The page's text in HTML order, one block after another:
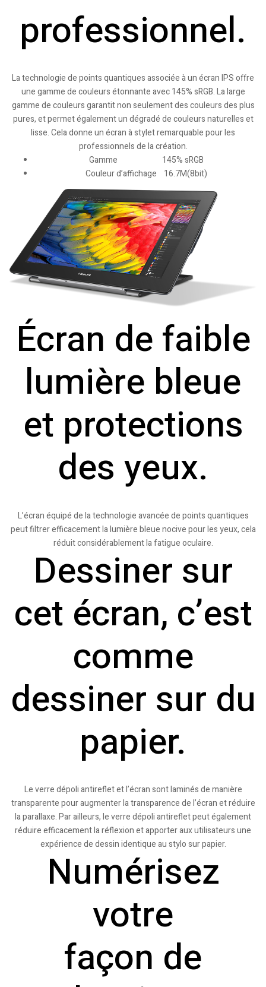
professionnel.
La technologie de points quantiques associée à un écran IPS offre
une gamme de couleurs étonnante avec 145% sRGB. La large
gamme de couleurs garantit non seulement des couleurs des plus
pures, et permet également un dégradé de couleurs naturelles et
lisse. Cela donne un écran à stylet remarquable pour les
professionnels de la création.
Gamme 145% sRGB
Couleur d’affichage 16.7M(8bit)
Écran de faible
lumière bleue
et protections
des yeux.
L’écran équipé de la technologie avancée de points quantiques
peut filtrer efficacement la lumière bleue nocive pour les yeux, cela
réduit considérablement la fatigue oculaire.
Dessiner sur
cet écran, c’est
comme
dessiner sur du
papier.
Le verre dépoli antireflet et l’écran sont laminés de manière
transparente pour augmenter la transparence de l’écran et réduire
la parallaxe. Par ailleurs, le verre dépoli antireflet peut également
réduire efficacement la réflexion et apporter aux utilisateurs une
expérience de dessin identique au stylo sur papier.
Numérisez
votre
façon de